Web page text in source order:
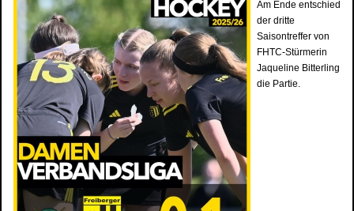
Am Ende entschied
der dritte
Saisontreffer von
FHTC-Stürmerin
Jaqueline Bitterling
die Partie.